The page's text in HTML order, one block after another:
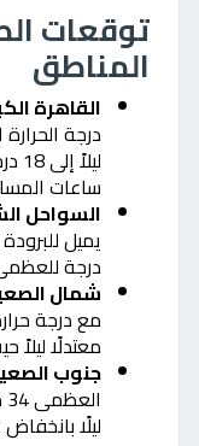
توقعات
المناطق
القاهرة
ساعات
السواحل
درجة للعظمى و19 درجة
شمال
معتدلًا ليلاً حيث
جنوب
ليلًا بانخفاض